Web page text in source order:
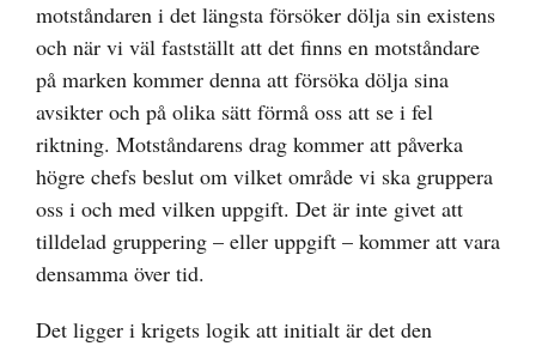
motståndaren i det längsta försöker dölja sin existens
och när vi väl fastställt att det finns en motståndare
på marken kommer denna att försöka dölja sina
avsikter och på olika sätt förmå oss att se i fel
riktning. Motståndarens drag kommer att påverka
högre chefs beslut om vilket område vi ska gruppera
oss i och med vilken uppgift. Det är inte givet att
tilldelad gruppering – eller uppgift – kommer att vara
densamma över tid.
Det ligger i krigets logik att initialt är det den